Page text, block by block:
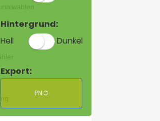
Hintergrund:
Hell
Dunkel
Export:
PNG